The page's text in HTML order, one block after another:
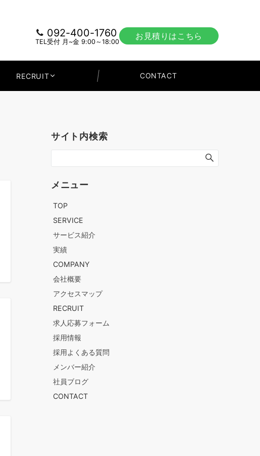
092-400-1760
TEL受付 月~金 9:00～18:00
お見積りはこちら
RECRUIT CONTACT
サイト内検索
メニュー
TOP
SERVICE
サービス紹介
実績
COMPANY
会社概要
アクセスマップ
RECRUIT
求人応募フォーム
採用情報
採用よくある質問
メンバー紹介
社員ブログ
CONTACT